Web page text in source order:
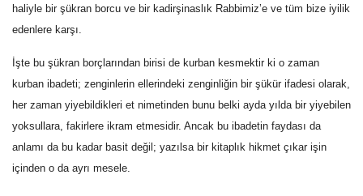
haliyle bir şükran borcu ve bir kadirşinaslık Rabbimiz’e ve tüm bize iyilik
edenlere karşı.
İşte bu şükran borçlarından birisi de kurban kesmektir ki o zaman
kurban ibadeti; zenginlerin ellerindeki zenginliğin bir şükür ifadesi olarak,
her zaman yiyebildikleri et nimetinden bunu belki ayda yılda bir yiyebilen
yoksullara, fakirlere ikram etmesidir. Ancak bu ibadetin faydası da
anlamı da bu kadar basit değil; yazılsa bir kitaplık hikmet çıkar işin
içinden o da ayrı mesele.